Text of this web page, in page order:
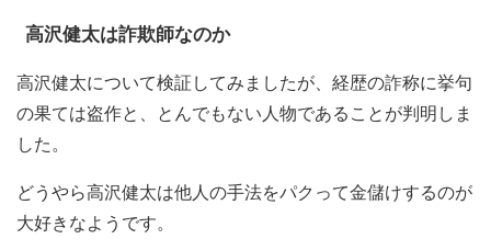
高沢健太は詐欺師なのか
高沢健太について検証してみましたが、経歴の詐称に挙句
の果ては盗作と、とんでもない人物であることが判明しま
した。
どうやら高沢健太は他人の手法をパクって金儲けするのが
大好きなようです。